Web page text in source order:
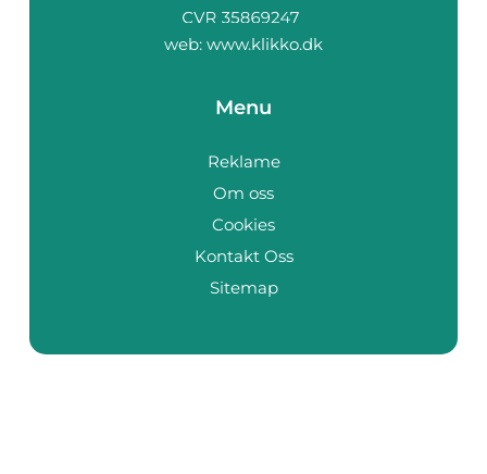
web: www.klikko.dk
Menu
Reklame
Om oss
Cookies
Kontakt Oss
Sitemap